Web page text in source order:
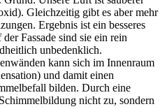
Gleichzeitig gibt es aber mehr
Ergebnis ist ein besseres
Fassade sind sie ein rein
unbedenklich.
kann sich im Innenraum
und damit einen
bilden. Durch eine
nicht zu, sondern